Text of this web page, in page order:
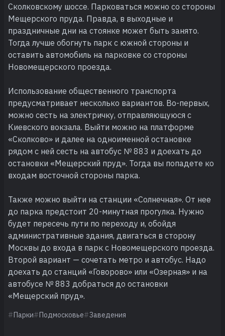
Сколковскому шоссе. Парковаться можно со стороны
Мещерского пруда. Правда, в выходные и
праздничные дни на стоянке может быть занято.
Тогда лучше обогнуть парк с южной стороны и
оставить автомобиль на парковке со стороны
Новомещерского проезда.
Использование общественного транспорта
предусматривает несколько вариантов. Во-первых,
можно сесть на электричку, отправляющуюся с
Киевского вокзала. Выйти можно на платформе
«Сколково» и далее на одноименной остановке
рядом с ней сесть на автобус № 883 и доехать до
остановки «Мещерский пруд». Тогда вы попадете ко
входам восточной стороны парка.
Также можно выйти на станции «Солнечная». От нее
до парка предстоит 20-минутная прогулка. Нужно
будет пересечь пути по переходу и, обойдя
административные здания, двигаться в сторону
Москвы до входа в парк с Новомещерского проезда.
Второй вариант — сочетать метро и автобус. Надо
доехать до станций «Говорово» или «Озерная» и на
автобусе № 883 добраться до остановки
«Мещерский пруд».
Парки Подмосковье Заведения